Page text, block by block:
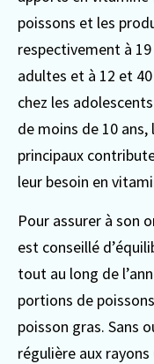
poissons et les
respectivement à
adultes et à 12 et
chez les
de moins de 10
principaux
leur besoin en
Pour assurer à son
est conseillé
tout au long de
portions de
poisson gras. Sans
régulière aux